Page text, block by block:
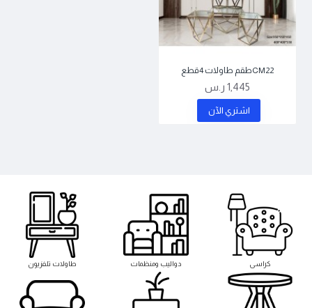
CM22طقم طاولات 4قطع
1,445 ر.س
اشتري اﻵن
كراسى دواليب ومنظمات طاولات تلفزيون